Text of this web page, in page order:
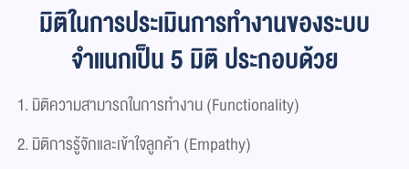
มิติในการประเมินการทำงานของระบบ
จำแนกเป็น 5 มิติ ประกอบด้วย
มิติความสามารถในการทำงาน (Functionality)
มิติการรู้จักและเข้าใจลูกค้า (Empathy)